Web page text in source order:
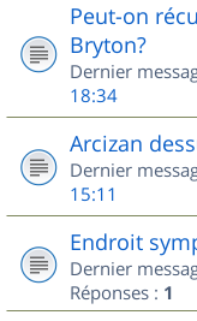
Peut-on
Bryton?
Dernier
18:34
Arcizan
Dernier
15:11
Endroit
Dernier
Réponses : 1